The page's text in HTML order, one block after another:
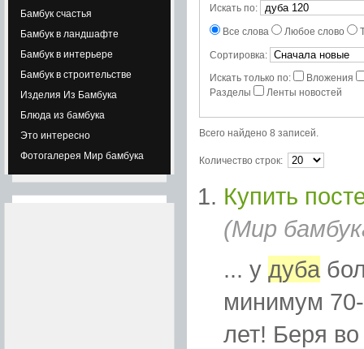
Бамбук счастья
Бамбук в ландшафте
Бамбук в интерьере
Бамбук в строительстве
Изделия Из Бамбука
Блюда из бамбука
Это интересно
Фотогалерея Мир бамбука
Искать по:
Все слова Любое слово
Сортировка:
Искать только по:
Вложения
Разделы
Ленты новостей
Всего найдено 8 записей.
Количество строк:
Купить
(Мир
... у дуба
минимум
лет! Беря